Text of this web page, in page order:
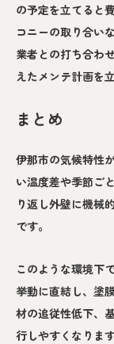
の予定を立てると
コニーの取り合い
業者との打ち合わ
えたメンテ計画を
まとめ
伊那市の気候特性
い温度差や季節ご
り返し外壁に機械
です。
このような環境下
挙動に直結し、塗
材の追従性低下、
行しやすくなります